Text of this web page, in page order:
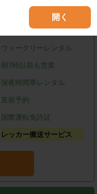
開く
ETCレンタル
ウィークリーレンタル
朝7時以前も営業
深夜時間帯レンタル
直前予約
国際運転免許証
レッカー搬送サービス